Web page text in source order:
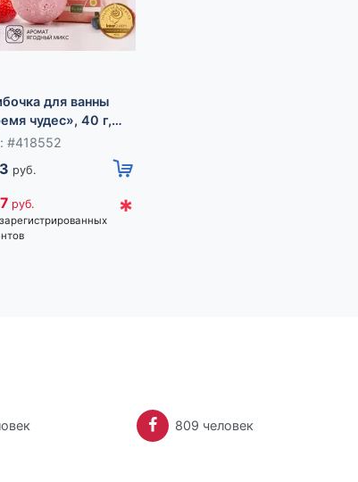
для ванны
чудес», 40 г,
ягодный,
#418552
руб.
руб. *
809 человек